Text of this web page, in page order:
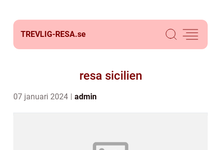
TREVLIG-RESA.se
resa sicilien
07 januari 2024 admin